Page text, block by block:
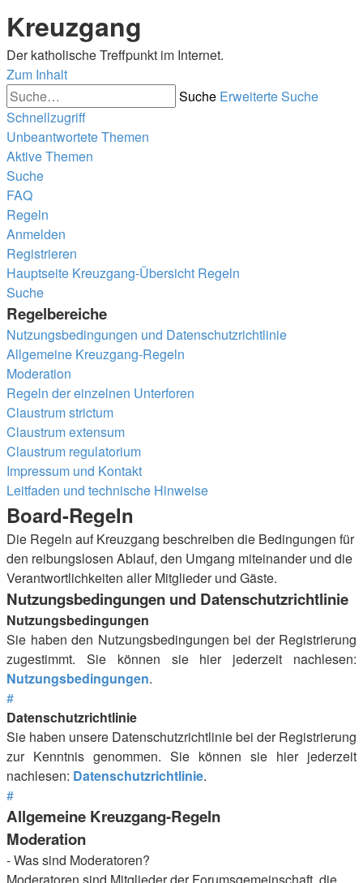
Kreuzgang
Der katholische Treffpunkt im Internet.
Zum Inhalt
Suche Erweiterte Suche
Schnellzugriff
Unbeantwortete Themen
Aktive Themen
Suche
FAQ
Regeln
Anmelden
Registrieren
Hauptseite Kreuzgang-Übersicht Regeln
Suche
Regelbereiche
Nutzungsbedingungen und Datenschutzrichtlinie
Allgemeine Kreuzgang-Regeln
Moderation
Regeln der einzelnen Unterforen
Claustrum strictum
Claustrum extensum
Claustrum regulatorium
Impressum und Kontakt
Leitfaden und technische Hinweise
Board-Regeln
Die Regeln auf Kreuzgang beschreiben die Bedingungen für
den reibungslosen Ablauf, den Umgang miteinander und die
Verantwortlichkeiten aller Mitglieder und Gäste.
Nutzungsbedingungen und Datenschutzrichtlinie
Nutzungsbedingungen
Sie haben den Nutzungsbedingungen bei der Registrierung
zugestimmt. Sie können sie hier jederzeit nachlesen:
Nutzungsbedingungen.
#
Datenschutzrichtlinie
Sie haben unsere Datenschutzrichtlinie bei der Registrierung
zur Kenntnis genommen. Sie können sie hier jederzeit
nachlesen: Datenschutzrichtlinie.
#
Allgemeine Kreuzgang-Regeln
Moderation
- Was sind Moderatoren?